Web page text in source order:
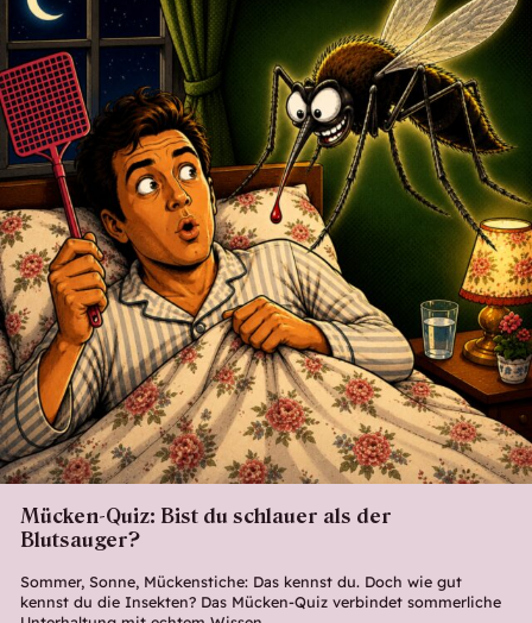
Mücken-Quiz: Bist du schlauer als der
Blutsauger?
Sommer, Sonne, Mückenstiche: Das kennst du. Doch wie gut
kennst du die Insekten? Das Mücken-Quiz verbindet sommerliche